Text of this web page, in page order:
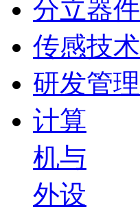
分立器件
传感技术
研发管理
计算
机与
外设